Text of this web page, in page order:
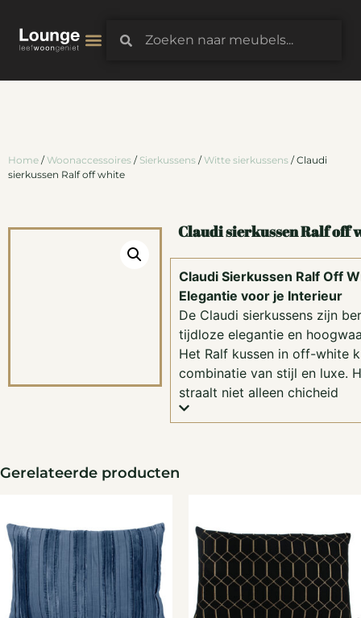
Home / Woonaccessoires / Sierkussens / Witte sierkussens / Claudi
sierkussen Ralf off white
Claudi sierkussen Ralf off
Claudi Sierkussen Ralf Off
Elegantie voor je Interieur
De Claudi sierkussens zijn
tijdloze elegantie en
Het Ralf kussen in off-white
combinatie van stijl en luxe.
straalt niet alleen chicheid
Gerelateerde producten